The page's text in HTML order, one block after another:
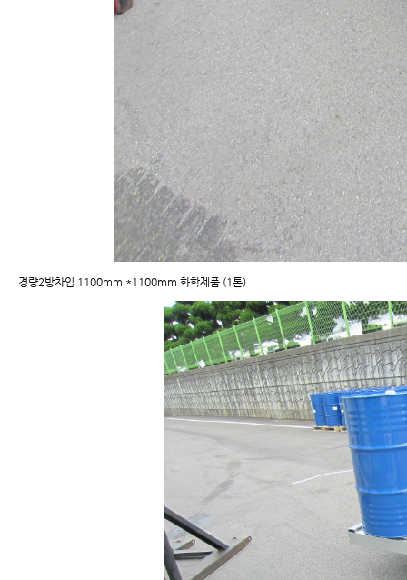
경량2방차입 1100mm *1100mm 화학제품 (1톤)